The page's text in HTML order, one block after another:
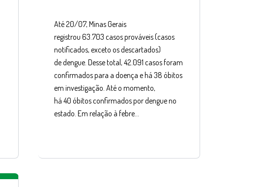
Até 20/07, Minas Gerais
registrou 63.703 casos prováveis (casos
notificados, exceto os descartados)
de dengue. Desse total, 42.091 casos foram
confirmados para a doença e há 38 óbitos
em investigação. Até o momento,
há 40 óbitos confirmados por dengue no
estado. Em relação à febre…